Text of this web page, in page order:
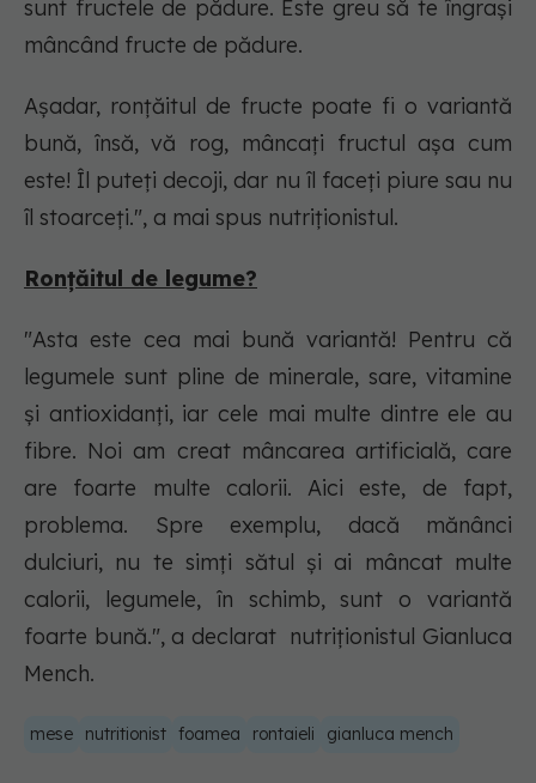
sunt fructele de pădure. Este greu să te îngrași
mâncând fructe de pădure.
Așadar, ronțăitul de fructe poate fi o variantă
bună, însă, vă rog, mâncați fructul așa cum
este! Îl puteți decoji, dar nu îl faceți piure sau nu
îl stoarceți.", a mai spus nutriționistul.
Ronțăitul de legume?
"Asta este cea mai bună variantă! Pentru că
legumele sunt pline de minerale, sare, vitamine
și antioxidanți, iar cele mai multe dintre ele au
fibre. Noi am creat mâncarea artificială, care
are foarte multe calorii. Aici este, de fapt,
problema. Spre exemplu, dacă mănânci
dulciuri, nu te simți sătul și ai mâncat multe
calorii, legumele, în schimb, sunt o variantă
foarte bună.", a declarat nutriționistul Gianluca
Mench.
mese nutritionist foamea rontaieli gianluca mench